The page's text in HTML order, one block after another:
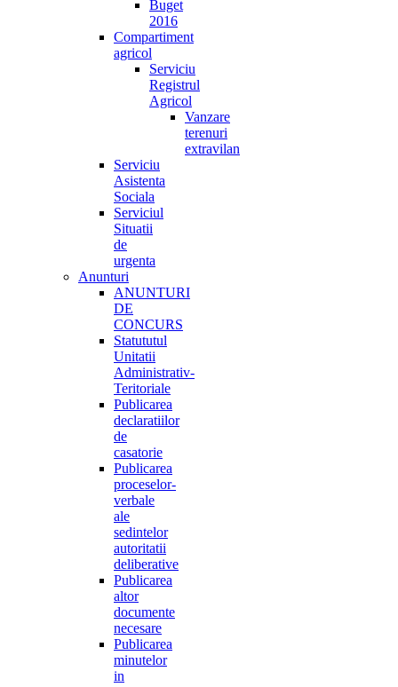
Buget
2016
Compartiment
agricol
Serviciu
Registrul
Agricol
Vanzare
terenuri
extravilan
Serviciu
Asistenta
Sociala
Serviciul
Situatii
de
urgenta
Anunturi
ANUNTURI
DE
CONCURS
Statututul
Unitatii
Administrativ-
Teritoriale
Publicarea
declaratiilor
de
casatorie
Publicarea
proceselor-
verbale
ale
sedintelor
autoritatii
deliberative
Publicarea
altor
documente
necesare
Publicarea
minutelor
in